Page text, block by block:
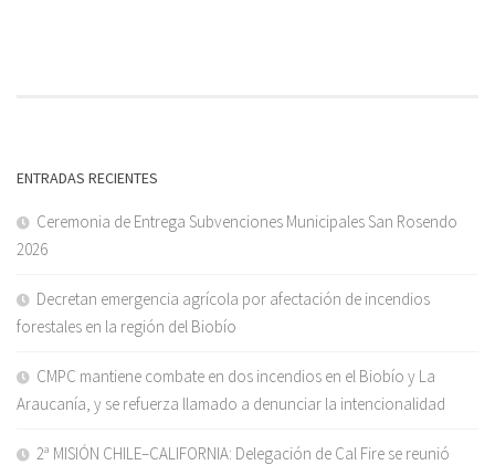
ENTRADAS RECIENTES
Ceremonia de Entrega Subvenciones Municipales San Rosendo
2026
Decretan emergencia agrícola por afectación de incendios
forestales en la región del Biobío
CMPC mantiene combate en dos incendios en el Biobío y La
Araucanía, y se refuerza llamado a denunciar la intencionalidad
2ª MISIÓN CHILE–CALIFORNIA: Delegación de Cal Fire se reunió